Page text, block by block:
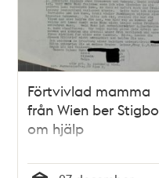
Förtvivlad mamma
från Wien ber Stigbo
om hjälp